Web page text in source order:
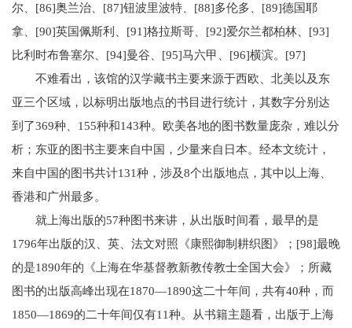
尔、[86]奥兰治、[87]钮波里波特、[88]多伦多、[89]德国耶
拿、[90]英国佩斯利、[91]格拉斯哥、[92]爱尔兰都柏林、[93]
比利时布鲁塞尔、[94]曼谷、[95]马六甲、[96]横滨。[97]
不难看出，该馆的汉学藏书主要来源于西欧、北美以及东
亚三个区域，以标明出版地点的书目进行统计，其数字分别达
到了369种、155种和143种。欧美各地的图书数量庞杂，难以分
析；东亚的图书主要来自中国，少量来自日本。经本文统计，
来自中国的图书共计131种，涉及8个出版地点，其中以上海、
香港和广州最多。
就上海出版的57种图书来讲，从出版时间看，最早的是
1796年出版的汉、英、法文对照《康熙御制耕织图》；[98]最晚
的是1890年的《上海在华基督教新教传教士全国大会》；所藏
图书的出版高峰出现在1870—1890这二十年间，共有40种，而
1850—1869的二十年间仅有11种。从书籍主题看，出版于上海